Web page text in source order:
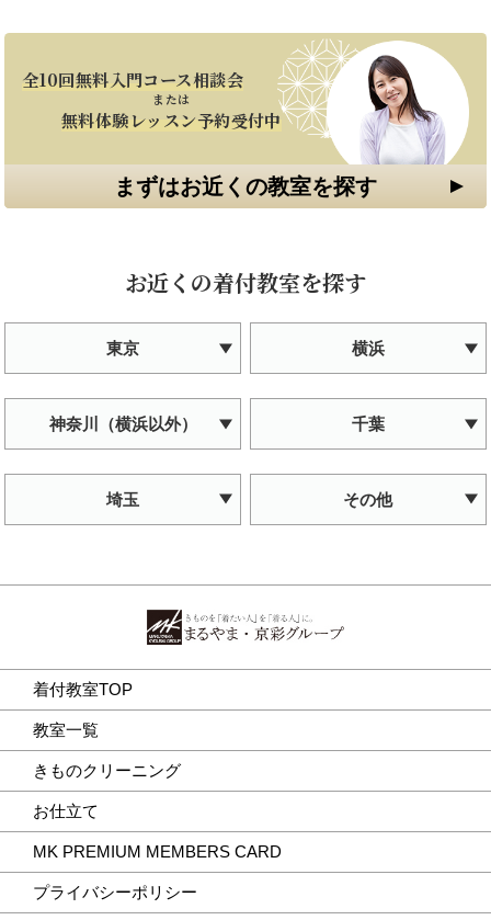
全10回無料入門コース相談会
または
無料体験レッスン予約受付中
まずはお近くの教室を探す
お近くの着付教室を探す
東京 横浜
神奈川（横浜以外） 千葉
埼玉 その他
着付教室TOP
教室一覧
きものクリーニング
お仕立て
MK PREMIUM MEMBERS CARD
プライバシーポリシー